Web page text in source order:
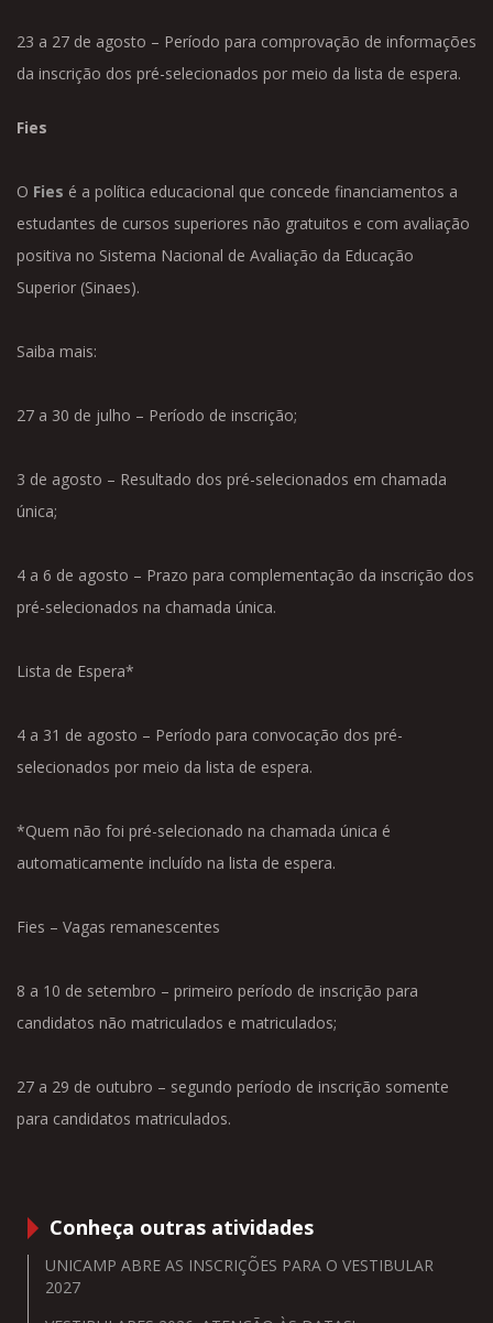
23 a 27 de agosto – Período para comprovação de informações
da inscrição dos pré-selecionados por meio da lista de espera.
Fies
O Fies é a política educacional que concede financiamentos a
estudantes de cursos superiores não gratuitos e com avaliação
positiva no Sistema Nacional de Avaliação da Educação
Superior (Sinaes).
Saiba mais:
27 a 30 de julho – Período de inscrição;
3 de agosto – Resultado dos pré-selecionados em chamada
única;
4 a 6 de agosto – Prazo para complementação da inscrição dos
pré-selecionados na chamada única.
Lista de Espera*
4 a 31 de agosto – Período para convocação dos pré-
selecionados por meio da lista de espera.
*Quem não foi pré-selecionado na chamada única é
automaticamente incluído na lista de espera.
Fies – Vagas remanescentes
8 a 10 de setembro – primeiro período de inscrição para
candidatos não matriculados e matriculados;
27 a 29 de outubro – segundo período de inscrição somente
para candidatos matriculados.
Conheça outras atividades
UNICAMP ABRE AS INSCRIÇÕES PARA O VESTIBULAR
2027